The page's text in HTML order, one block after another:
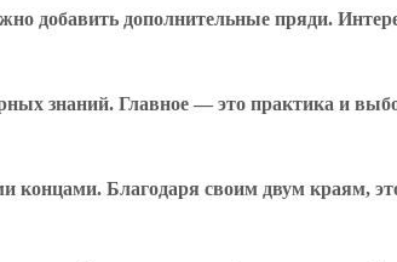
добавить дополнительные пряди.
знаний. Главное — это практика и
Благодаря своим двум краям,